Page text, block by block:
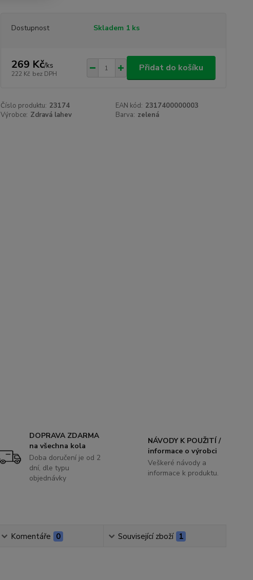
Dostupnost Skladem 1 ks
269 Kč/ks
222 Kč bez DPH
Přidat do košíku
Číslo produktu: 23174 EAN kód: 2317400000003
Výrobce: Zdravá lahev Barva: zelená
DOPRAVA ZDARMA
na všechna kola
Doba doručení je od 2
dní, dle typu
objednávky
NÁVODY K POUŽITÍ /
informace o výrobci
Veškeré návody a
informace k produktu.
Komentáře 0 Související zboží 1